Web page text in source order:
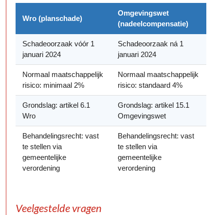
Wro (planschade)
Omgevingswet
(nadeelcompensatie)
Schadeoorzaak vóór 1
januari 2024
Schadeoorzaak ná 1
januari 2024
Normaal maatschappelijk
risico: minimaal 2%
Normaal maatschappelijk
risico: standaard 4%
Grondslag: artikel 6.1
Wro
Grondslag: artikel 15.1
Omgevingswet
Behandelingsrecht: vast
te stellen via
gemeentelijke
verordening
Behandelingsrecht: vast
te stellen via
gemeentelijke
verordening
Veelgestelde vragen